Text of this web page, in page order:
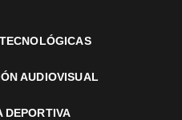
AUDIOVISUAL
DEPORTIVA